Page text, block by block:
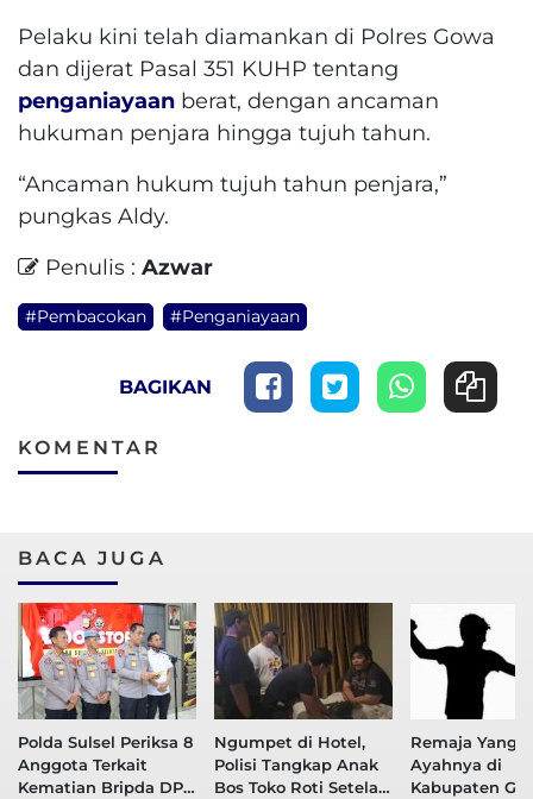
Pelaku kini telah diamankan di Polres Gowa
dan dijerat Pasal 351 KUHP tentang
penganiayaan berat, dengan ancaman
hukuman penjara hingga tujuh tahun.
“Ancaman hukum tujuh tahun penjara,”
pungkas Aldy.
Penulis : Azwar
#Pembacokan #Penganiayaan
BAGIKAN
KOMENTAR
BACA JUGA
Polda Sulsel Periksa 8
Anggota Terkait
Kematian Bripda DP,
Ngumpet di Hotel,
Polisi Tangkap Anak
Bos Toko Roti Setelah
Remaja Yang
Ayahnya di
Kabupaten